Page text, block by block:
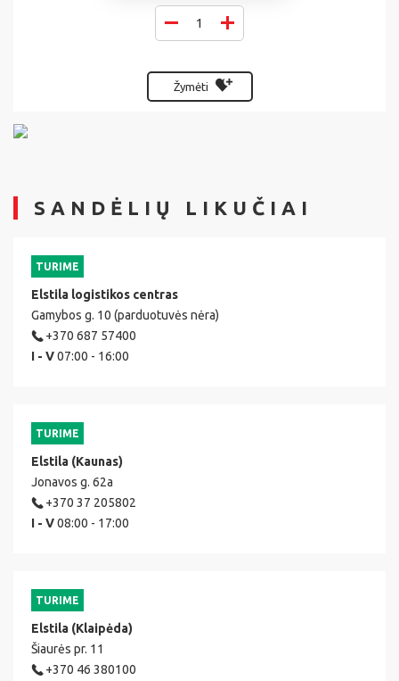
Žymėti
SANDĖLIŲ LIKUČIAI
TURIME
Elstila logistikos centras
Gamybos g. 10 (parduotuvės nėra)
+370 687 57400
I - V07:00 - 16:00
TURIME
Elstila (Kaunas)
Jonavos g. 62a
+370 37 205802
I - V08:00 - 17:00
TURIME
Elstila (Klaipėda)
Šiaurės pr. 11
+370 46 380100